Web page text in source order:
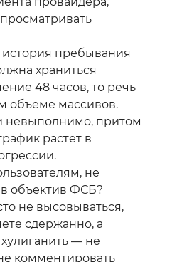
история пребывания
храниться
48 часов, то речь
объеме массивов.
невыполнимо, притом
растет в
не
объектив ФСБ?
не высовываться,
сдержанно, а
— не
комментировать